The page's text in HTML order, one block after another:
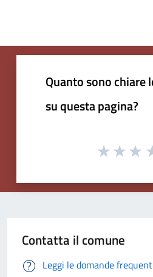
Quanto sono chiare
su questa pagina?
Contatta il comune
Leggi le domande